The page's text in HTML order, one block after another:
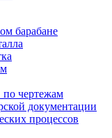
барабане
по чертежам
документации
процессов